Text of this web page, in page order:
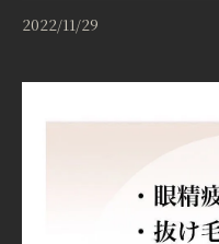
2022/11/29